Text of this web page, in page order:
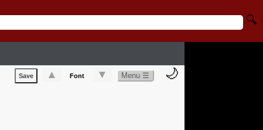
🔍
Save ▲ Font ▼ Menu ☰ 🌙